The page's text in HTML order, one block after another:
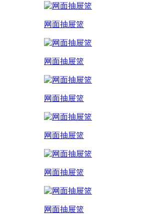
网面抽屉篮
网面抽屉篮
网面抽屉篮
网面抽屉篮
网面抽屉篮
网面抽屉篮